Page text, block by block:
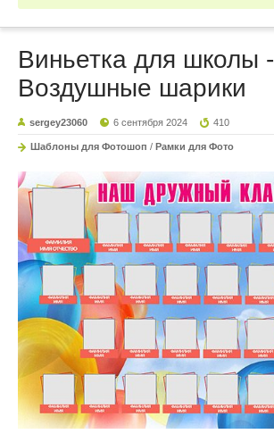
Виньетка для школы -
Воздушные шарики
sergey23060 6 сентября 2024 410
Шаблоны для Фотошоп / Рамки для Фото